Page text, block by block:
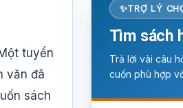
tuyển
văn đã
sách
TRỢ LÝ
Tìm sách
Trả lời vài câu
cuốn phù hợp